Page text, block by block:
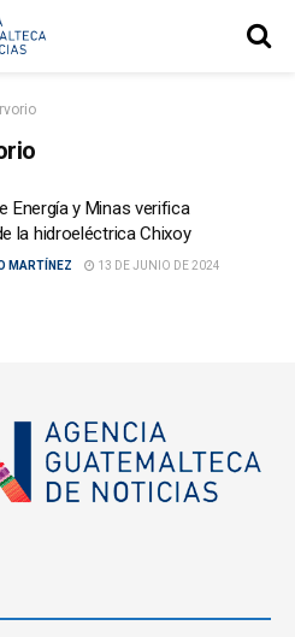
Energía y Minas verifica
la hidroeléctrica Chixoy
MARTÍNEZ 13 DE JUNIO DE 2024